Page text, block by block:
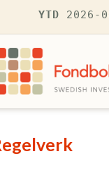
YTD 2026-